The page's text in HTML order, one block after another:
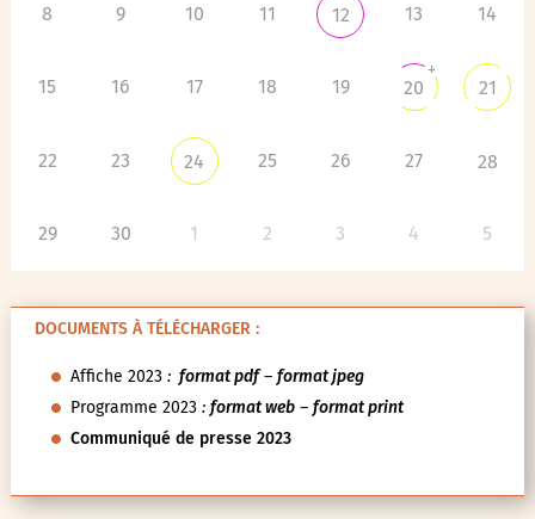
8 9 10 11 12 13 14
15 16 17 18 19 20
+
21
22 23 24 25 26 27 28
29 30 1 2 3 4 5
DOCUMENTS À TÉLÉCHARGER :
Affiche 2023: format pdf– format jpeg
Programme 2023 : format web– format print
Communiqué de presse 2023